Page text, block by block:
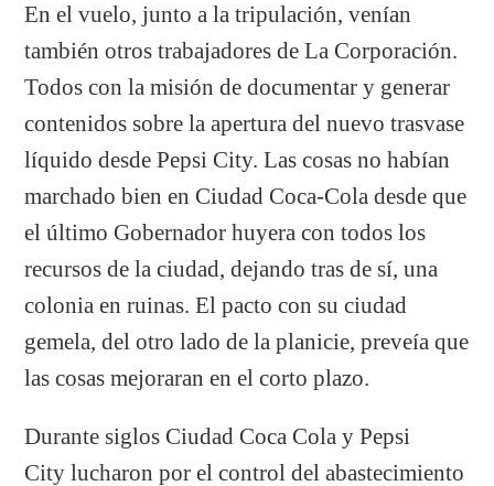
En el vuelo, junto a la tripulación, venían
también otros trabajadores de La Corporación.
Todos con la misión de documentar y generar
contenidos sobre la apertura del nuevo trasvase
líquido desde Pepsi City. Las cosas no habían
marchado bien en Ciudad Coca-Cola desde que
el último Gobernador huyera con todos los
recursos de la ciudad, dejando tras de sí, una
colonia en ruinas. El pacto con su ciudad
gemela, del otro lado de la planicie, preveía que
las cosas mejoraran en el corto plazo.
Durante siglos Ciudad Coca Cola y Pepsi
City lucharon por el control del abastecimiento